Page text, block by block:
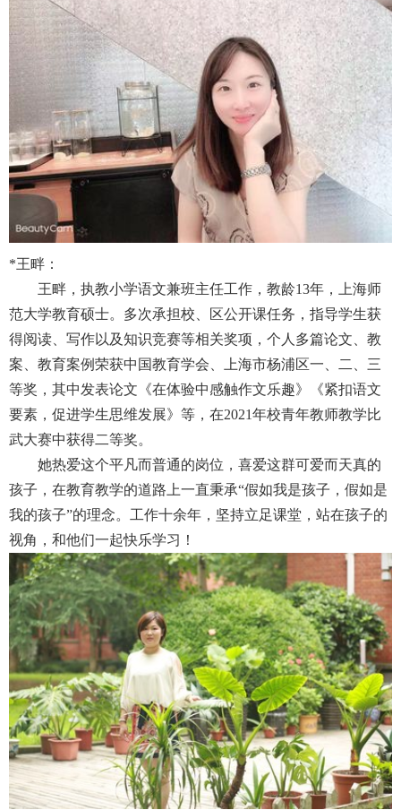
*王畔：
王畔，执教小学语文兼班主任工作，教龄13年，上海师
范大学教育硕士。多次承担校、区公开课任务，指导学生获
得阅读、写作以及知识竞赛等相关奖项，个人多篇论文、教
案、教育案例荣获中国教育学会、上海市杨浦区一、二、三
等奖，其中发表论文《在体验中感触作文乐趣》《紧扣语文
要素，促进学生思维发展》等，在2021年校青年教师教学比
武大赛中获得二等奖。
她热爱这个平凡而普通的岗位，喜爱这群可爱而天真的
孩子，在教育教学的道路上一直秉承“假如我是孩子，假如是
我的孩子”的理念。工作十余年，坚持立足课堂，站在孩子的
视角，和他们一起快乐学习！